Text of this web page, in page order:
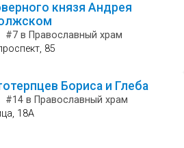
князя Андрея
#7 в Православный храм
85
Бориса и Глеба
#14 в Православный храм
18А